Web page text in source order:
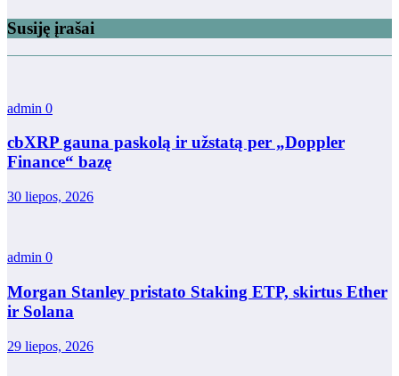
Susiję įrašai
admin 0
cbXRP gauna paskolą ir užstatą per „Doppler
Finance“ bazę
30 liepos, 2026
admin 0
Morgan Stanley pristato Staking ETP, skirtus Ether
ir Solana
29 liepos, 2026